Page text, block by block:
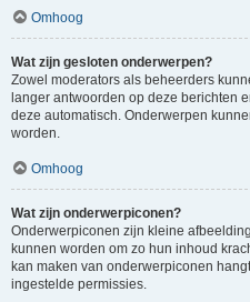
Omhoog
Wat zijn gesloten onderwerpen?
Zowel moderators als beheerders
langer antwoorden op deze berichten
deze automatisch. Onderwerpen
worden.
Omhoog
Wat zijn onderwerpiconen?
Onderwerpiconen zijn kleine
kunnen worden om zo hun inhoud
kan maken van onderwerpiconen
ingestelde permissies.